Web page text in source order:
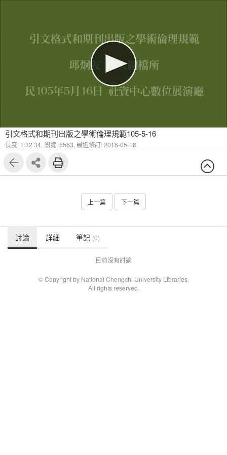
引文格式和期刊出版之學術倫理規範105-5-16
長度: 1:32:34, 瀏覽: 5563, 最近修訂: 2016-05-18
上一篇 下一篇
討論 詳細 筆記 (0)
目前沒有討論
© Copyright by National Chengchi University Libraries.
All rights reserved.